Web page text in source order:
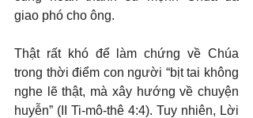
giao phó cho ông.
Thật rất khó để làm chứng về Chúa
trong thời điểm con người “bịt tai không
nghe lẽ thật, mà xây hướng về chuyện
huyễn” (II Ti-mô-thê 4:4). Tuy nhiên, Lời